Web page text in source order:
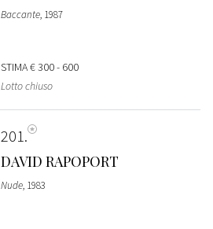
Baccante, 1987
STIMA€ 300 - 600
Lotto chiuso
201
DAVID RAPOPORT
Nude, 1983